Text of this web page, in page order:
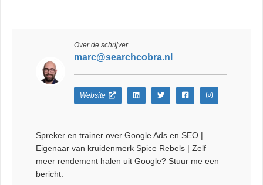
Over de schrijver
marc@searchcobra.nl
Website
Spreker en trainer over Google Ads en SEO |
Eigenaar van kruidenmerk Spice Rebels | Zelf
meer rendement halen uit Google? Stuur me een
bericht.